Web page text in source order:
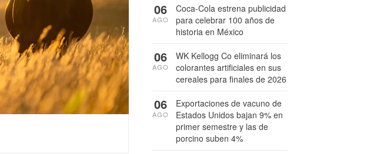
Coca-Cola estrena publicidad
para celebrar 100 años de
historia en México
06
AGO
WK Kellogg Co eliminará los
colorantes artificiales en sus
cereales para finales de 2026
06
AGO
Exportaciones de vacuno de
Estados Unidos bajan 9% en
primer semestre y las de
porcino suben 4%
06
AGO